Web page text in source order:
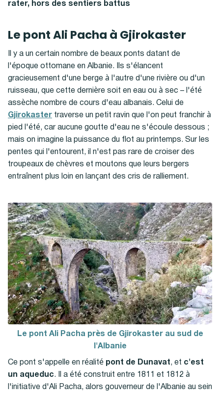
rater, hors des sentiers battus
Le pont Ali Pacha à Gjirokaster
Il y a un certain nombre de beaux ponts datant de
l'époque ottomane en Albanie. Ils s'élancent
gracieusement d'une berge à l'autre d'une rivière ou d'un
ruisseau, que cette dernière soit en eau ou à sec – l'été
assèche nombre de cours d'eau albanais. Celui de
Gjirokaster traverse un petit ravin que l'on peut franchir à
pied l'été, car aucune goutte d'eau ne s'écoule dessous ;
mais on imagine la puissance du flot au printemps. Sur les
pentes qui l'entourent, il n'est pas rare de croiser des
troupeaux de chèvres et moutons que leurs bergers
entraînent plus loin en lançant des cris de ralliement.
Le pont Ali Pacha près de Gjirokaster au sud de
l'Albanie
Ce pont s'appelle en réalité pont de Dunavat, et c'est
un aqueduc. Il a été construit entre 1811 et 1812 à
l'initiative d'Ali Pacha, alors gouverneur de l'Albanie au sein